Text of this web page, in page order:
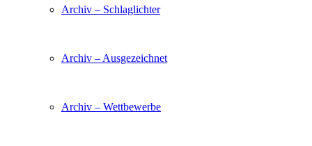
Archiv – Schlaglichter
Archiv – Ausgezeichnet
Archiv – Wettbewerbe